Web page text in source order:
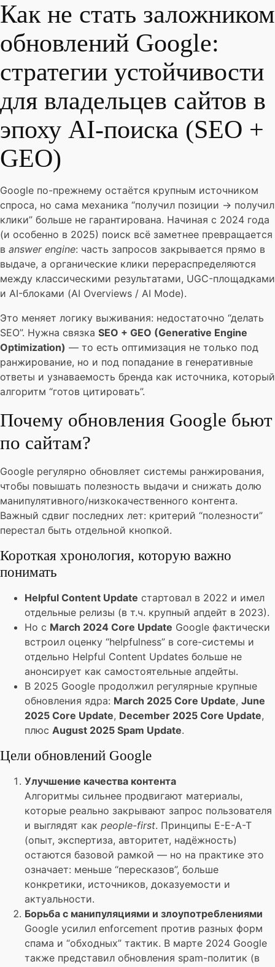
Как не стать заложником
обновлений Google:
стратегии устойчивости
для владельцев сайтов в
эпоху AI-поиска (SEO +
GEO)
Google по-прежнему остаётся крупным источником
спроса, но сама механика “получил позиции → получил
клики” больше не гарантирована. Начиная с 2024 года
(и особенно в 2025) поиск всё заметнее превращается
в answer engine: часть запросов закрывается прямо в
выдаче, а органические клики перераспределяются
между классическими результатами, UGC-площадками
и AI-блоками (AI Overviews / AI Mode).
Это меняет логику выживания: недостаточно “делать
SEO”. Нужна связка SEO + GEO (Generative Engine
Optimization) — то есть оптимизация не только под
ранжирование, но и под попадание в генеративные
ответы и узнаваемость бренда как источника, который
алгоритм “готов цитировать”.
Почему обновления Google бьют
по сайтам?
Google регулярно обновляет системы ранжирования,
чтобы повышать полезность выдачи и снижать долю
манипулятивного/низкокачественного контента.
Важный сдвиг последних лет: критерий “полезности”
перестал быть отдельной кнопкой.
Короткая хронология, которую важно
понимать
Helpful Content Update стартовал в 2022 и имел
отдельные релизы (в т.ч. крупный апдейт в 2023).
Но с March 2024 Core Update Google фактически
встроил оценку “helpfulness” в core-системы и
отдельно Helpful Content Updates больше не
анонсирует как самостоятельные апдейты.
В 2025 Google продолжил регулярные крупные
обновления ядра: March 2025 Core Update, June
2025 Core Update, December 2025 Core Update,
плюс August 2025 Spam Update.
Цели обновлений Google
Улучшение качества контента
Алгоритмы сильнее продвигают материалы,
которые реально закрывают запрос пользователя
и выглядят как people-first. Принципы E-E-A-T
(опыт, экспертиза, авторитет, надёжность)
остаются базовой рамкой — но на практике это
означает: меньше “пересказов”, больше
конкретики, источников, доказуемости и
актуальности.
Борьба с манипуляциями и злоупотреблениями
Google усилил enforcement против разных форм
спама и “обходных” тактик. В марте 2024 Google
также представил обновления spam-политик (в